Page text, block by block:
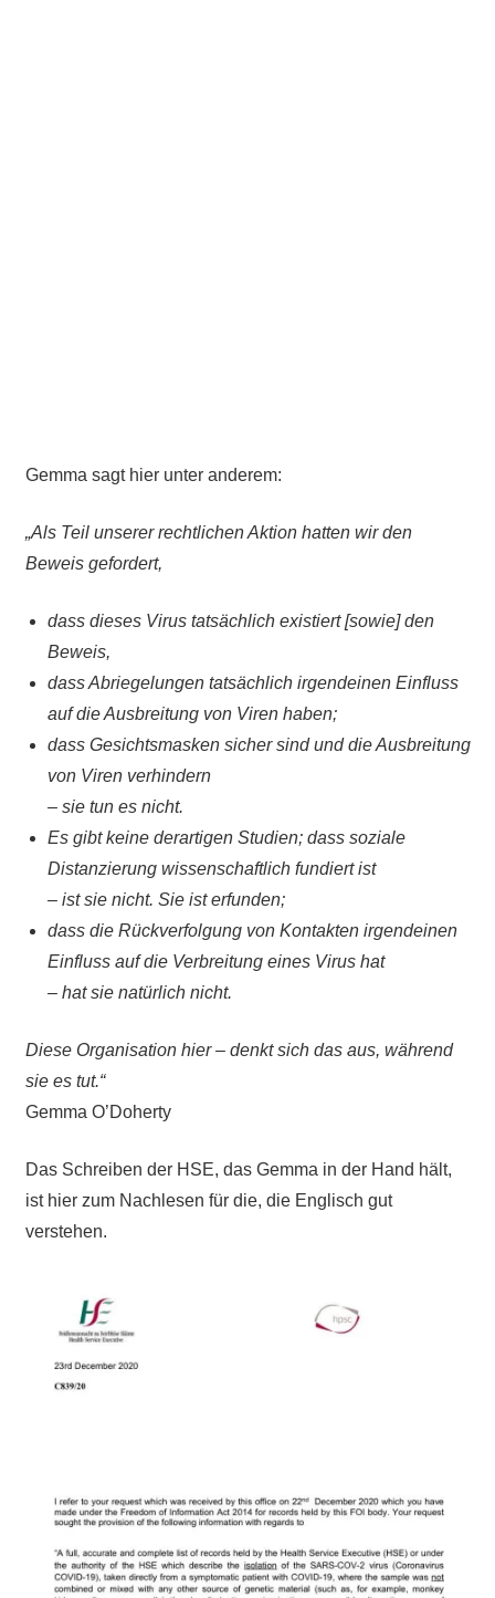
Gemma sagt hier unter anderem:
„Als Teil unserer rechtlichen Aktion hatten wir den
Beweis gefordert,
dass dieses Virus tatsächlich existiert [sowie] den
Beweis,
dass Abriegelungen tatsächlich irgendeinen Einfluss
auf die Ausbreitung von Viren haben;
dass Gesichtsmasken sicher sind und die Ausbreitung
von Viren verhindern
– sie tun es nicht.
Es gibt keine derartigen Studien; dass soziale
Distanzierung wissenschaftlich fundiert ist
– ist sie nicht. Sie ist erfunden;
dass die Rückverfolgung von Kontakten irgendeinen
Einfluss auf die Verbreitung eines Virus hat
– hat sie natürlich nicht.
Diese Organisation hier – denkt sich das aus, während
sie es tut.“
Gemma O’Doherty
Das Schreiben der HSE, das Gemma in der Hand hält,
ist hier zum Nachlesen für die, die Englisch gut
verstehen.